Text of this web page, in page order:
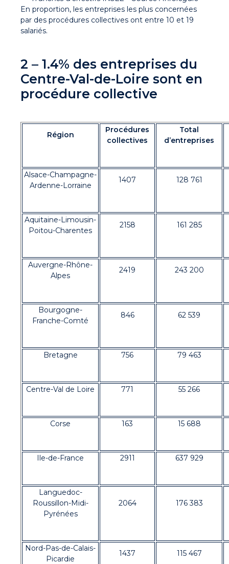
En proportion, les entreprises les plus concernées
par des procédures collectives ont entre 10 et 19
salariés.
2 – 1.4% des entreprises du
Centre-Val-de-Loire sont en
procédure collective
Région
Procédures
collectives
Total
d’entreprises
Alsace-Champagne-
Ardenne-Lorraine
1407 128 761
Aquitaine-Limousin-
Poitou-Charentes
2158 161 285
Auvergne-Rhône-
Alpes
2419 243 200
Bourgogne-
Franche-Comté
846 62 539
Bretagne 756 79 463
Centre-Val de Loire 771 55 266
Corse 163 15 688
Ile-de-France 2911 637 929
Languedoc-
Roussillon-Midi-
Pyrénées
2064 176 383
Nord-Pas-de-Calais-
Picardie
1437 115 467